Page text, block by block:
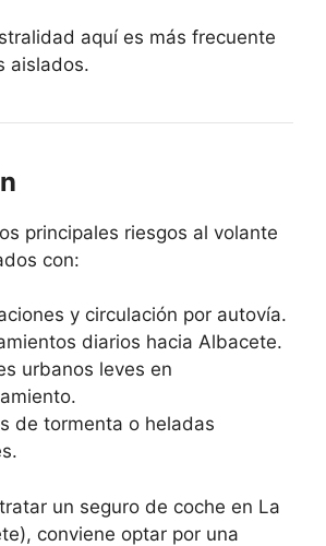
aquí es más frecuente
aislados.
principales riesgos al volante
con:
y circulación por autovía.
diarios hacia Albacete.
urbanos leves en
de tormenta o heladas
un seguro de coche en La
conviene optar por una